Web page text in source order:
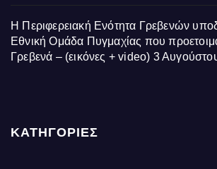
Η Περιφερειακή Ενότητα Γρεβενών
Εθνική Ομάδα Πυγμαχίας που
Γρεβενά – (εικόνες + video) 3
ΚΑΤΗΓΟΡΙΕΣ